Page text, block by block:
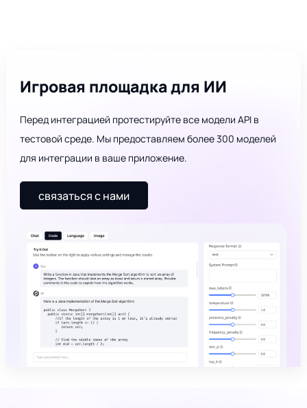
Игровая площадка для ИИ
Перед интеграцией протестируйте все модели API в
тестовой среде. Мы предоставляем более 300 моделей
для интеграции в ваше приложение.
связаться с нами